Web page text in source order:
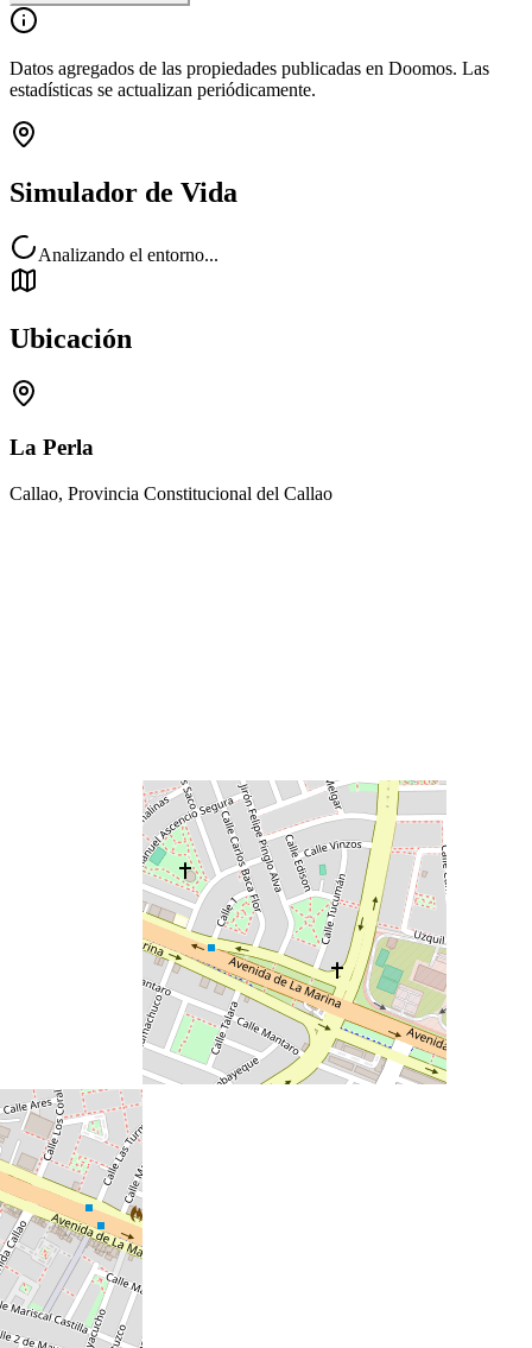
Datos agregados de las propiedades publicadas en Doomos. Las
estadísticas se actualizan periódicamente.
Simulador de Vida
Analizando el entorno...
Ubicación
La Perla
Callao, Provincia Constitucional del Callao